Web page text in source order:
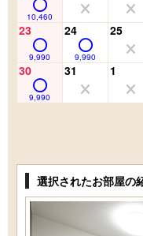
10,460
23
9,990
24
9,990
25
30
9,990
31 1
選択されたお部屋の